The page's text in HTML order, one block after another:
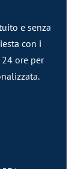
e senza
con i
ore per